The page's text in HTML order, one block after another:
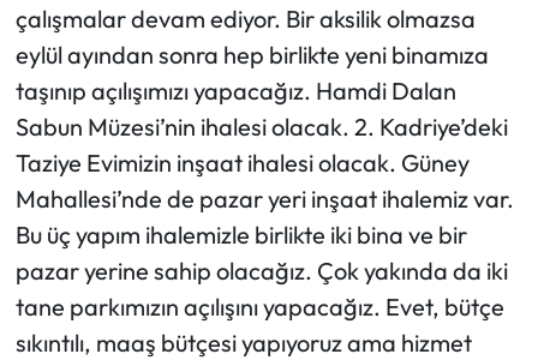
çalışmalar devam ediyor. Bir aksilik olmazsa
eylül ayından sonra hep birlikte yeni binamıza
taşınıp açılışımızı yapacağız. Hamdi Dalan
Sabun Müzesi’nin ihalesi olacak. 2. Kadriye’deki
Taziye Evimizin inşaat ihalesi olacak. Güney
Mahallesi’nde de pazar yeri inşaat ihalemiz var.
Bu üç yapım ihalemizle birlikte iki bina ve bir
pazar yerine sahip olacağız. Çok yakında da iki
tane parkımızın açılışını yapacağız. Evet, bütçe
sıkıntılı, maaş bütçesi yapıyoruz ama hizmet